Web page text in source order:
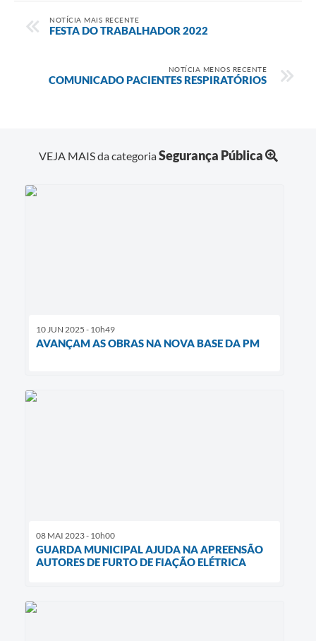
NOTÍCIA MAIS RECENTE
FESTA DO TRABALHADOR 2022
NOTÍCIA MENOS RECENTE
COMUNICADO PACIENTES RESPIRATÓRIOS
VEJA MAIS da categoriaSegurança Pública
10 JUN 2025 - 10h49
AVANÇAM AS OBRAS NA NOVA BASE DA PM
08 MAI 2023 - 10h00
GUARDA MUNICIPAL AJUDA NA APREENSÃO
AUTORES DE FURTO DE FIAÇÃO ELÉTRICA